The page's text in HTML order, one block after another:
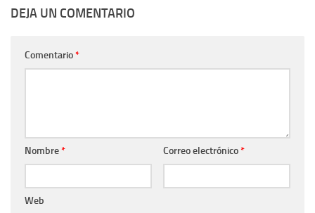
DEJA UN COMENTARIO
Comentario*
Nombre* Correo electrónico*
Web